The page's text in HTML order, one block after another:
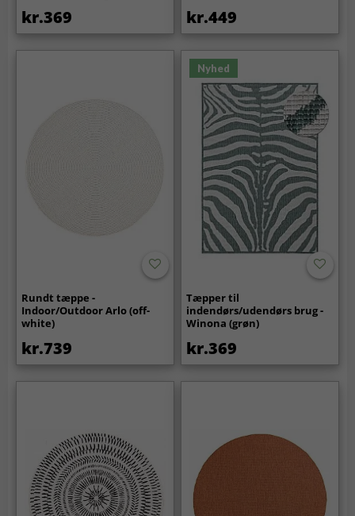
kr.369 kr.449
Rundt tæppe -
Indoor/Outdoor Arlo (off-
white)
kr.739
Nyhed
Tæpper til
indendørs/udendørs brug -
Winona (grøn)
kr.369